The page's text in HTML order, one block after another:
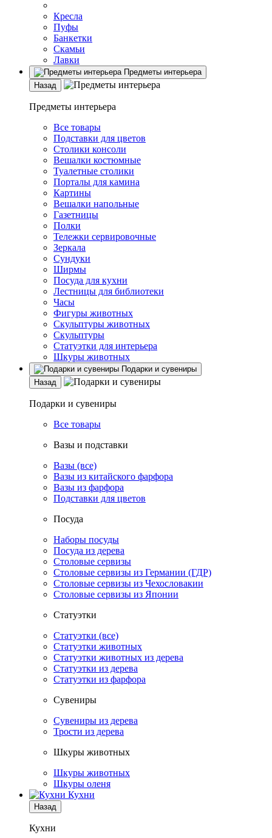
Кресла
Пуфы
Банкетки
Скамьи
Лавки
Предметы интерьера
Назад
Предметы интерьера
Все товары
Подставки для цветов
Столики консоли
Вешалки костюмные
Туалетные столики
Порталы для камина
Картины
Вешалки напольные
Газетницы
Полки
Тележки сервировочные
Зеркала
Сундуки
Ширмы
Посуда для кухни
Лестницы для библиотеки
Часы
Фигуры животных
Скульптуры животных
Скульптуры
Статуэтки для интерьера
Шкуры животных
Подарки и сувениры
Назад
Подарки и сувениры
Все товары
Вазы и подставки
Вазы (все)
Вазы из китайского фарфора
Вазы из фарфора
Подставки для цветов
Посуда
Наборы посуды
Посуда из дерева
Столовые сервизы
Столовые сервизы из Германии (ГДР)
Столовые сервизы из Чехословакии
Столовые сервизы из Японии
Статуэтки
Статуэтки (все)
Статуэтки животных
Статуэтки животных из дерева
Статуэтки из дерева
Статуэтки из фарфора
Сувениры
Сувениры из дерева
Трости из дерева
Шкуры животных
Шкуры животных
Шкуры оленя
Кухни
Назад
Кухни